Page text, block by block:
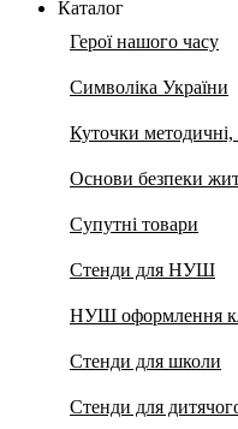
Каталог
Герої нашого часу
Символіка України
Куточки методичні,
Основи безпеки
Супутні товари
Стенди для НУШ
НУШ оформлення
Стенди для школи
Стенди для